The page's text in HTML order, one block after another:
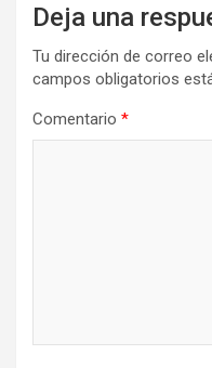
Deja una
Tu dirección de correo
campos obligatorios
Comentario *